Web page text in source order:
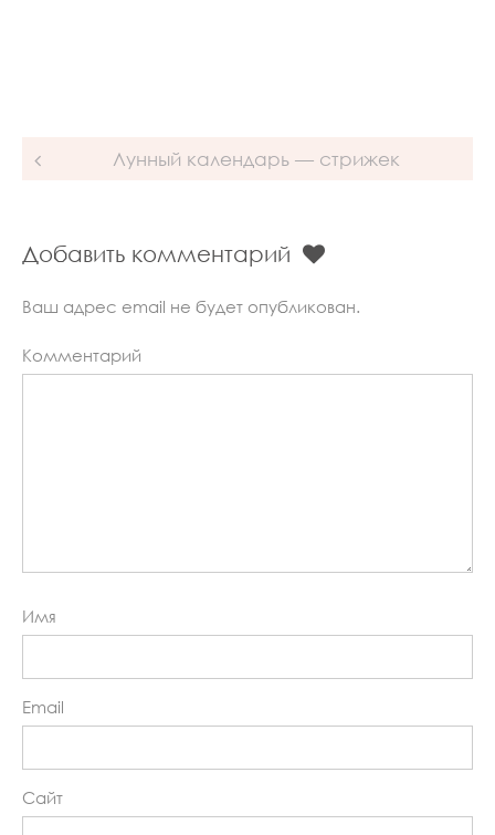
Лунный календарь — стрижек
Добавить комментарий
Ваш адрес email не будет опубликован.
Комментарий
Имя
Email
Сайт